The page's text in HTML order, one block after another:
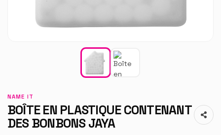
NAME IT
BOÎTE EN PLASTIQUE CONTENANT
DES BONBONS JAYA